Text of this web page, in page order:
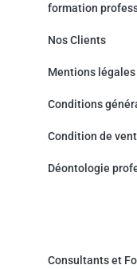
formation
Nos Clients
Mentions légales
Conditions
Condition de
Déontologie
Consultants et